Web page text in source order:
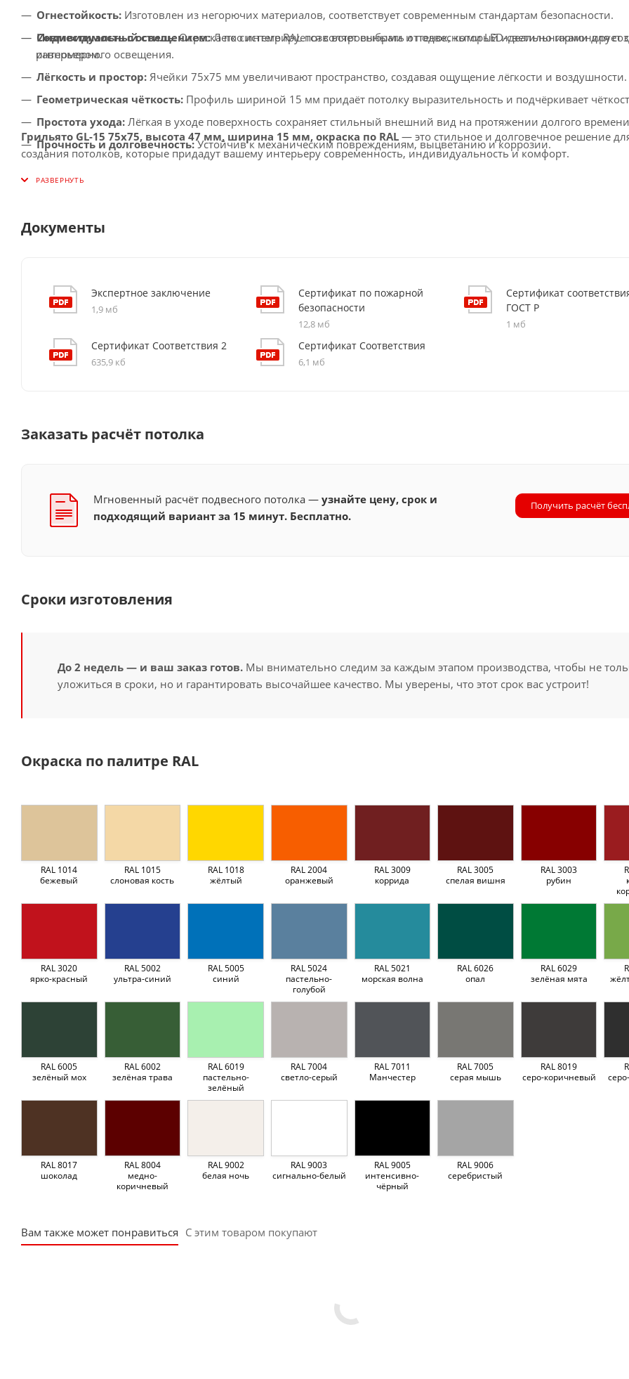
Огнестойкость: Изготовлен из негорючих материалов, соответствует современным стандартам безопасности.
Совместимость с освещением:Легко интегрируется с встроенными и подвесными LED-светильниками для
равномерного освещения.
Индивидуальный стиль:Окраска по системе RAL позволяет выбрать оттенок, который идеально гармонирует с
интерьером.
Лёгкость и простор: Ячейки 75x75 мм увеличивают пространство, создавая ощущение лёгкости и воздушности.
Геометрическая чёткость: Профиль шириной 15 мм придаёт потолку выразительность и подчёркивает
Простота ухода: Лёгкая в уходе поверхность сохраняет стильный внешний вид на протяжении долгого
Прочность и долговечность:Устойчив к механическим повреждениям, выцветанию и коррозии.
пространств.
Грильято GL-15 75x75, высота 47 мм, ширина 15 мм, окраска по RAL — это стильное и долговечное решение
создания потолков, которые придадут вашему интерьеру современность, индивидуальность и комфорт.
Документы
Экспертное заключение
1,9 мб
Сертификат по пожарной
безопасности
12,8 мб
Сертификат
ГОСТ Р
1 мб
Сертификат Соответствия 2
635,9 кб
Сертификат Соответствия
6,1 мб
Заказать расчёт потолка
Мгновенный расчёт подвесного потолка —узнайте цену, срок и
подходящий вариант за 15 минут. Бесплатно.
Получить расчёт
Сроки изготовления
До 2 недель — и ваш заказ готов. Мы внимательно следим за каждым этапом производства, чтобы не
уложиться в сроки, но и гарантировать высочайшее качество. Мы уверены, что этот срок вас устроит!
Окраска по палитре RAL
RAL 1014
бежевый
RAL 1015
слоновая кость
RAL 1018
жёлтый
RAL 2004
оранжевый
RAL 3009
коррида
RAL 3005
спелая вишня
RAL 3003
рубин
RAL 3020
ярко-красный
RAL 5002
ультра-синий
RAL 5005
синий
RAL 5024
пастельно-
голубой
RAL 5021
морская волна
RAL 6026
опал
RAL 6029
зелёная мята
RAL 6005
зелёный мох
RAL 6002
зелёная трава
RAL 6019
пастельно-
зелёный
RAL 7004
светло-серый
RAL 7011
Манчестер
RAL 7005
серая мышь
RAL 8019
серо-коричневый
RAL 8017
шоколад
RAL 8004
медно-
коричневый
RAL 9002
белая ночь
RAL 9003
сигнально-белый
RAL 9005
интенсивно-
чёрный
RAL 9006
серебристый
Вам также может понравиться С этим товаром покупают